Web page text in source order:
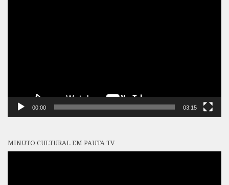
00:00 03:15
MINUTO CULTURAL EM PAUTA TV